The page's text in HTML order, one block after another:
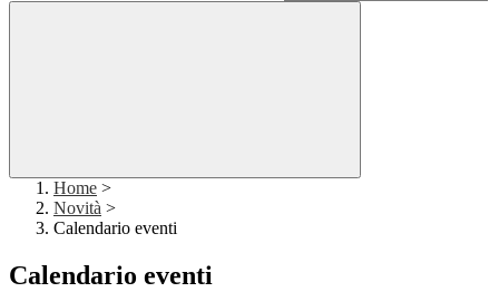
Home >
Novità >
Calendario eventi
Calendario eventi